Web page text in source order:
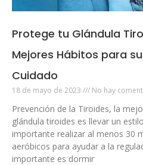
Protege tu Glándula
Mejores Hábitos para
Cuidado
18 de mayo de 2023 No hay
Prevención de la Tiroides, la
glándula tiroides es llevar un
importante realizar al menos 30
aeróbicos para ayudar a la
importante es dormir